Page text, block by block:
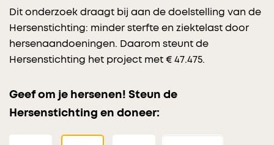
Dit onderzoek draagt bij aan de doelstelling van de
Hersenstichting: minder sterfte en ziektelast door
hersenaandoeningen. Daarom steunt de
Hersenstichting het project met € 47.475.
Geef om je hersenen! Steun de
Hersenstichting en doneer: